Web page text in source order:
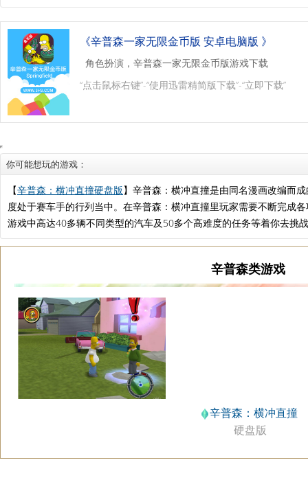
《辛普森一家无限金币版 安卓电脑版 》
角色扮演，辛普森一家无限金币版游戏下载
“点击鼠标右键”-“使用迅雷精简版下载”-“立即下载”
你可能想玩的游戏：
【辛普森：横冲直撞硬盘版】辛普森：横冲直撞是由同名漫画改编而
度处于赛车手的行列当中。在辛普森：横冲直撞里玩家需要不断完成
游戏中高达40多辆不同类型的汽车及50多个高难度的任务等着你去挑
辛普森类游戏
辛普森：横冲直撞
硬盘版